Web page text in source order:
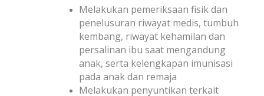
Melakukan pemeriksaan fisik dan
penelusuran riwayat medis, tumbuh
kembang, riwayat kehamilan dan
persalinan ibu saat mengandung
anak, serta kelengkapan imunisasi
pada anak dan remaja
Melakukan penyuntikan terkait